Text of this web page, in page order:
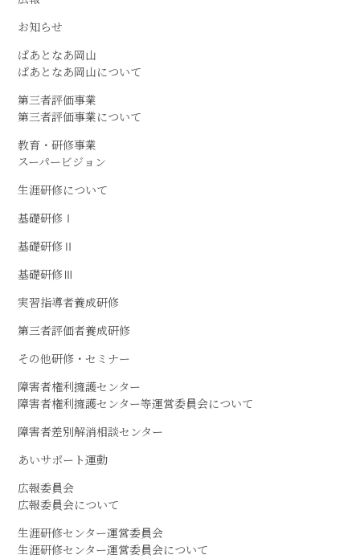
お知らせ
ぱあとなあ岡山
ぱあとなあ岡山について
第三者評価事業
第三者評価事業について
教育・研修事業
スーパービジョン
生涯研修について
基礎研修Ⅰ
基礎研修Ⅱ
基礎研修Ⅲ
実習指導者養成研修
第三者評価者養成研修
その他研修・セミナー
障害者権利擁護センター
障害者権利擁護センター等運営委員会について
障害者差別解消相談センター
あいサポート運動
広報委員会
広報委員会について
生涯研修センター運営委員会
生涯研修センター運営委員会について